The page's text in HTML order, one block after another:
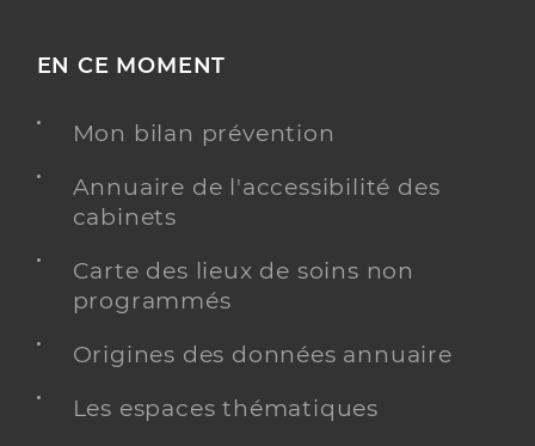
EN CE MOMENT
Mon bilan prévention
Annuaire de l'accessibilité des
cabinets
Carte des lieux de soins non
programmés
Origines des données annuaire
Les espaces thématiques